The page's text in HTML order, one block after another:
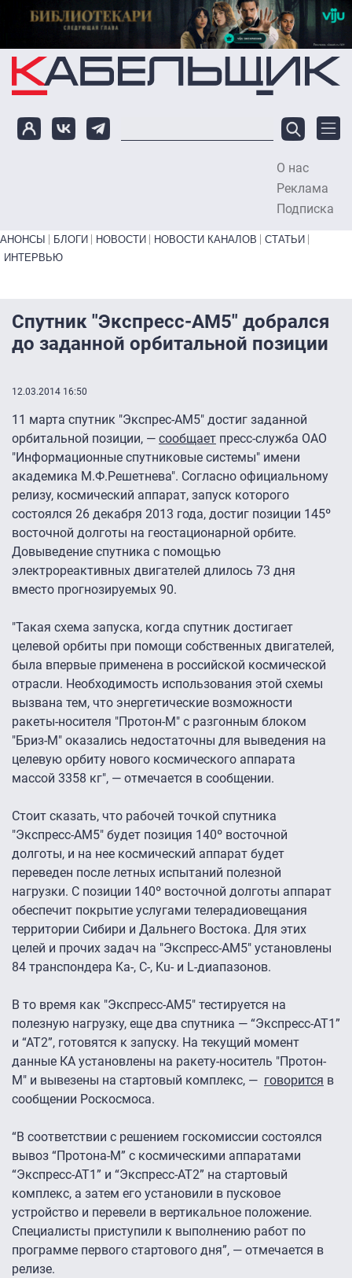
Перейти к основному содержанию
О нас
Реклама
Подписка
Primary links bottom
АНОНСЫ БЛОГИ НОВОСТИ НОВОСТИ КАНАЛОВ
СТАТЬИ
ИНТЕРВЬЮ
Спутник "Экспресс-АМ5" добрался
до заданной орбитальной позиции
12.03.2014 16:50
11 марта спутник "Экспрес-АМ5″ достиг заданной
орбитальной позиции, — сообщает пресс-служба ОАО
"Информационные спутниковые системы" имени
академика М.Ф.Решетнева". Согласно официальному
релизу, космический аппарат, запуск которого
состоялся 26 декабря 2013 года, достиг позиции 145º
восточной долготы на геостационарной орбите.
Довыведение спутника с помощью
электрореактивных двигателей длилось 73 дня
вместо прогнозируемых 90.
"Такая схема запуска, когда спутник достигает
целевой орбиты при помощи собственных двигателей,
была впервые применена в российской космической
отрасли. Необходимость использования этой схемы
вызвана тем, что энергетические возможности
ракеты-носителя "Протон-М" с разгонным блоком
"Бриз-М" оказались недостаточны для выведения на
целевую орбиту нового космического аппарата
массой 3358 кг", — отмечается в сообщении.
Стоит сказать, что рабочей точкой спутника
"Экспресс-АМ5″ будет позиция 140º восточной
долготы, и на нее космический аппарат будет
переведен после летных испытаний полезной
нагрузки. С позиции 140º восточной долготы аппарат
обеспечит покрытие услугами телерадиовещания
территории Сибири и Дальнего Востока. Для этих
целей и прочих задач на "Экспресс-АМ5″ установлены
84 транспондера Ka-, C-, Ku- и L-диапазонов.
В то время как "Экспресс-АМ5" тестируется на
полезную нагрузку, еще два спутника — “Экспресс-АТ1”
и “АТ2”, готовятся к запуску. На текущий момент
данные КА установлены на ракету-носитель "Протон-
М" и вывезены на стартовый комплекс, — говорится в
сообщении Роскосмоса.
“В соответствии с решением госкомиссии состоялся
вывоз “Протона-М” с космическими аппаратами
“Экспресс-АТ1” и “Экспресс-АТ2” на стартовый
комплекс, а затем его установили в пусковое
устройство и перевели в вертикальное положение.
Специалисты приступили к выполнению работ по
программе первого стартового дня”, — отмечается в
релизе.